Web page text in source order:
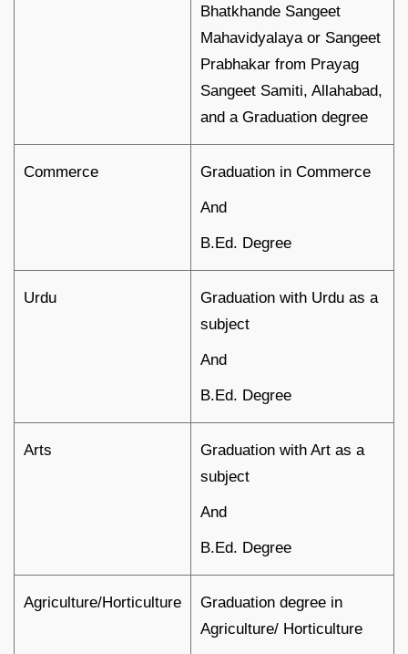
Bhatkhande Sangeet
Mahavidyalaya or Sangeet
Prabhakar from Prayag
Sangeet Samiti, Allahabad,
and a Graduation degree
Commerce Graduation in Commerce
And
B.Ed. Degree
Urdu
Graduation with Urdu as a
subject
And
B.Ed. Degree
Arts
Graduation with Art as a
subject
And
B.Ed. Degree
Agriculture/Horticulture
Graduation degree in
Agriculture/ Horticulture